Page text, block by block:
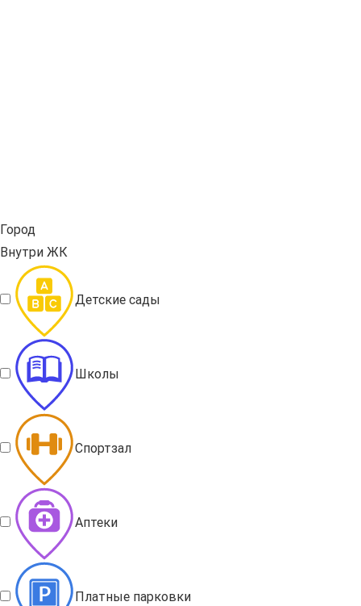
Город
Внутри ЖК
Детские сады
Школы
Спортзал
Аптеки
Платные парковки